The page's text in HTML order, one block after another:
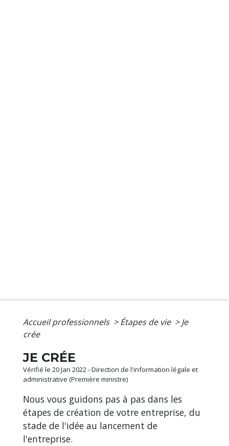
Accueil professionnels > Étapes de vie > Je
crée
JE CRÉE
Vérifié le 20 Jan 2022 - Direction de l'information légale et
administrative (Première ministre)
Nous vous guidons pas à pas dans les
étapes de création de votre entreprise, du
stade de l'idée au lancement de
l'entreprise.